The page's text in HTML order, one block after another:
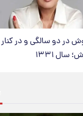
در دو سالگی و در کنار
سال ۱۳۳۱